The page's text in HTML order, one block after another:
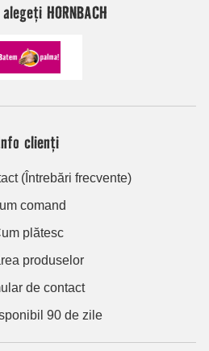
HORNBACH
clienți
(Întrebări frecvente)
comand
plătesc
produselor
de contact
90 de zile